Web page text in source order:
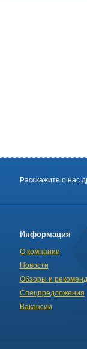
Расскажите о нас
Информация
О компании
Новости
Обзоры и
Спецпредложения
Вакансии